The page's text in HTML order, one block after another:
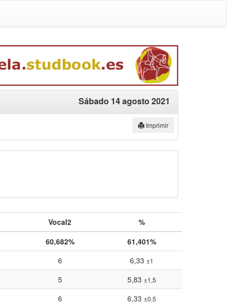
Sábado 14 agosto 2021
Imprimir
Vocal2
%
60,682%
61,401%
6 6,33 ±1
5 5,83 ±1,5
6 6,33 ±0,5